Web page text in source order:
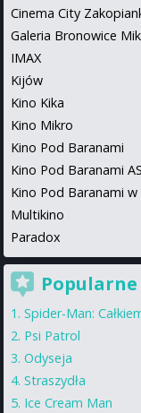
Cinema City
Galeria Bronowice
IMAX
Kijów
Kino Kika
Kino Mikro
Kino Pod Baranami
Kino Pod Baranami
Kino Pod Baranami w
Multikino
Paradox
Popularne
Spider-Man:
Psi Patrol
Odyseja
Straszydła
Ice Cream Man